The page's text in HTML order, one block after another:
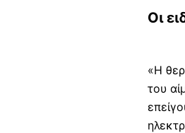
Οι
«Η
του